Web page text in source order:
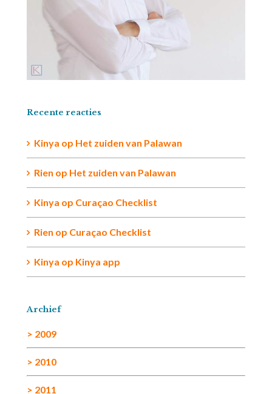
Recente reacties
Kinya op Het zuiden van Palawan
Rien op Het zuiden van Palawan
Kinya op Curaçao Checklist
Rien op Curaçao Checklist
Kinya op Kinya app
Archief
> 2009
> 2010
> 2011